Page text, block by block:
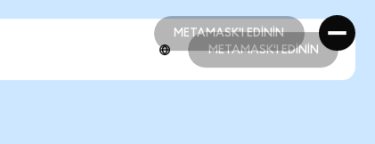
METAMASK'I EDİNİN
METAMASK'I EDİNİN
METAMASK'I EDİNİN